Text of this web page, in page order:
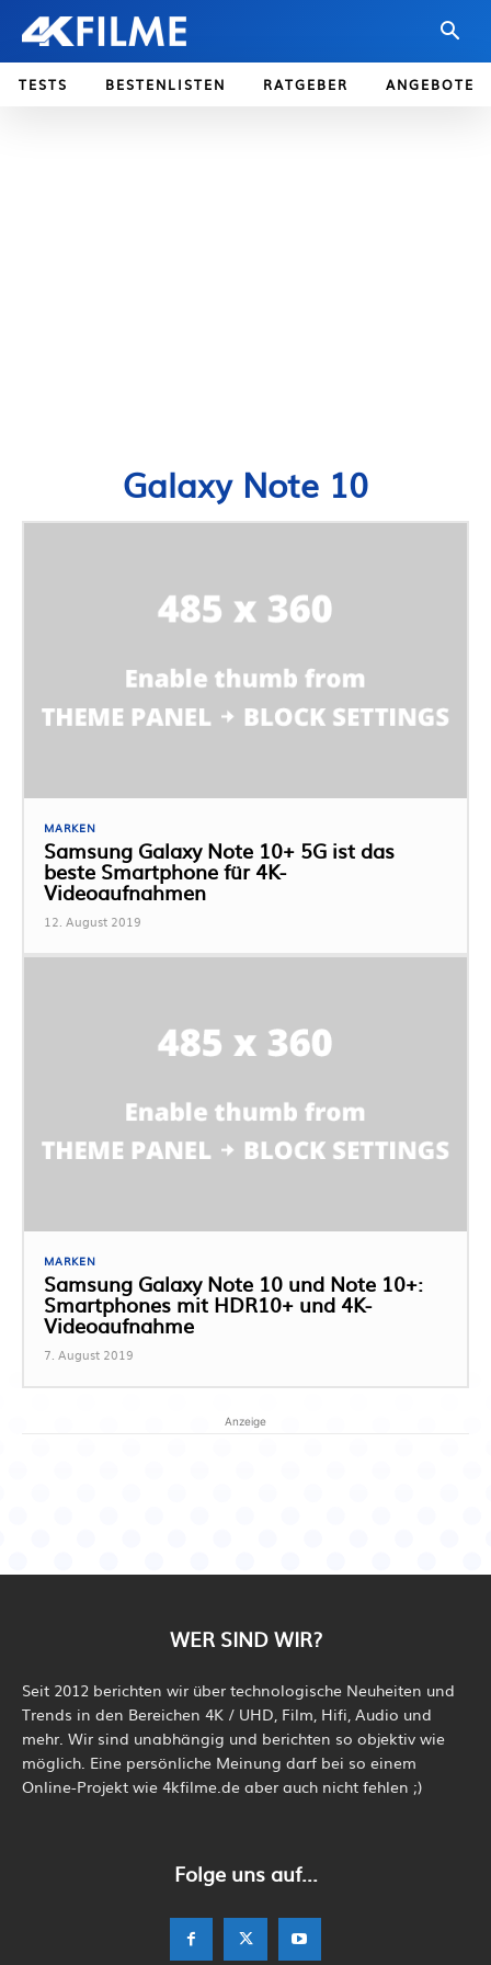
TESTS BESTENLISTEN RATGEBER ANGEBOTE
Galaxy Note 10
MARKEN
Samsung Galaxy Note 10+ 5G ist das
beste Smartphone für 4K-
Videoaufnahmen
12. August 2019
MARKEN
Samsung Galaxy Note 10 und Note 10+:
Smartphones mit HDR10+ und 4K-
Videoaufnahme
7. August 2019
Anzeige
WER SIND WIR?
Seit 2012 berichten wir über technologische Neuheiten und
Trends in den Bereichen 4K / UHD, Film, Hifi, Audio und
mehr. Wir sind unabhängig und berichten so objektiv wie
möglich. Eine persönliche Meinung darf bei so einem
Online-Projekt wie 4kfilme.de aber auch nicht fehlen ;)
Folge uns auf...